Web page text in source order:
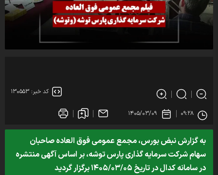
کد خبر: ۱۳۰۵۵۳
۰۹:۲۸ ۱۴۰۵/۰۳/۰۹
به گزارش نبض بورس، مجمع عمومی فوق العاده صاحبان
سهام شرکت سرمایه گذاری پارس توشه، بر اساس آگهی منتشره
در سامانه کدال در تاریخ ۱۴۰۵/۰۳/۰۵ برگزار گردید